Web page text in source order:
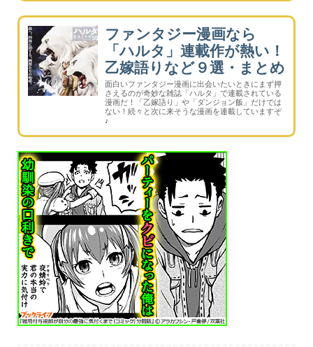
ファンタジー漫画なら
「ハルタ」連載作が熱い！
乙嫁語りなど９選・まとめ
面白いファンタジー漫画に出会いたいときにまず押
さえるのが奇妙な雑誌「ハルタ」で連載されている
漫画だ！「乙嫁語り」や「ダンジョン飯」だけでは
ない！続々と次に来そうな漫画を連載していますぞ
♪